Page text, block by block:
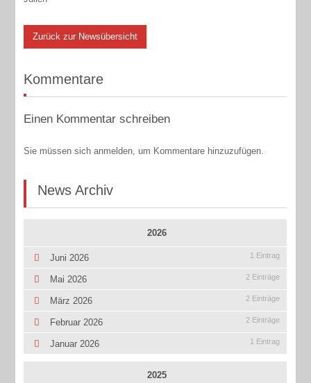
Zurück zur Newsübersicht
Kommentare
Einen Kommentar schreiben
Sie müssen sich anmelden, um Kommentare hinzuzufügen.
News Archiv
2026
Juni 2026 1 Eintrag
Mai 2026 2 Einträge
März 2026 2 Einträge
Februar 2026 2 Einträge
Januar 2026 1 Eintrag
2025